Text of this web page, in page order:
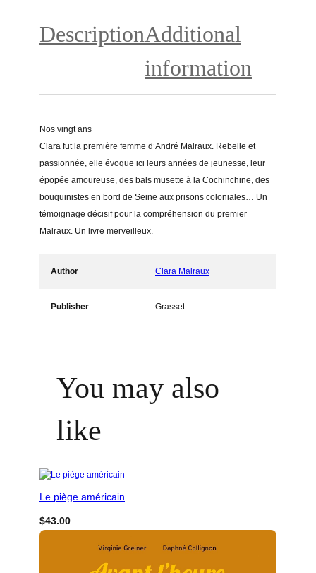
t
DescriptionAdditional
information
Nos vingt ans
Clara fut la première femme d’André Malraux. Rebelle et
passionnée, elle évoque ici leurs années de jeunesse, leur
épopée amoureuse, des bals musette à la Cochinchine, des
bouquinistes en bord de Seine aux prisons coloniales… Un
témoignage décisif pour la compréhension du premier
Malraux. Un livre merveilleux.
Author Clara Malraux
Publisher Grasset
You may also
like
Le piège américain
$43.00